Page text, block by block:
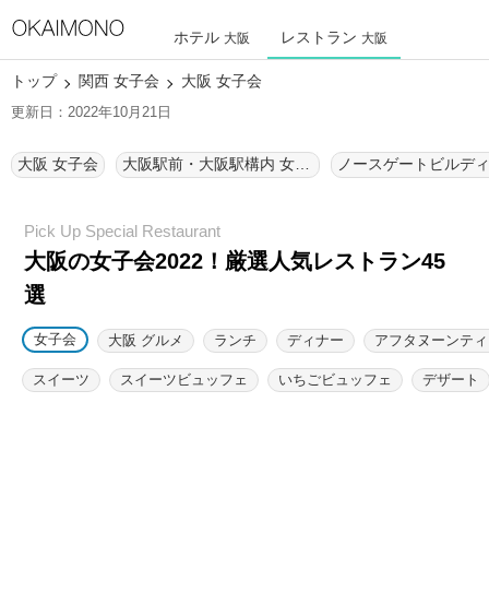
ホテル 大阪 レストラン 大阪
トップ 関西 女子会 大阪 女子会
更新日：2022年10月21日
大阪 女子会
大阪の女子会2022！厳選人気レストラン45
選
女子会 大阪 グルメ ランチ ディナー アフタヌーンテ
スイーツ スイーツビュッフェ いちごビュッフェ デザート